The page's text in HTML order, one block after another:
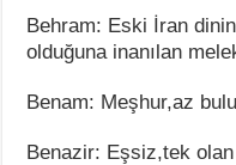
Behram: Eski İran
olduğuna inanılan
Benam: Meşhur,az
Benazir: Eşsiz,tek olan